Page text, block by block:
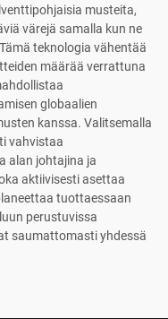
musteita,
värejä samalla kun ne
teknologia vähentää
määrää verrattuna
globaalien
kanssa. Valitsemalla
vahvistaa
alan johtajina ja
aktiivisesti asettaa
tuottaessaan
perustuvissa
saumattomasti yhdessä